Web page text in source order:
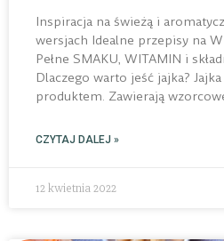
Inspiracja na świeżą i
wersjach Idealne przepisy na
Pełne SMAKU, WITAMIN i
Dlaczego warto jeść jajka?
produktem. Zawierają
CZYTAJ DALEJ »
12 kwietnia 2022